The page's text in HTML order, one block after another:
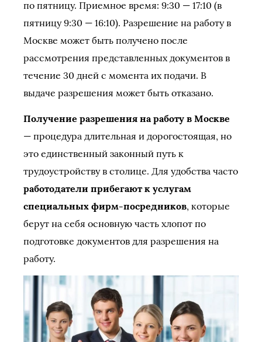
по пятницу. Приемное время: 9:30 — 17:10 (в
пятницу 9:30 — 16:10). Разрешение на работу в
Москве может быть получено после
рассмотрения представленных документов в
течение 30 дней с момента их подачи. В
выдаче разрешения может быть отказано.
Получение разрешения на работу в Москве
— процедура длительная и дорогостоящая, но
это единственный законный путь к
трудоустройству в столице. Для удобства часто
работодатели прибегают к услугам
специальных фирм-посредников, которые
берут на себя основную часть хлопот по
подготовке документов для разрешения на
работу.